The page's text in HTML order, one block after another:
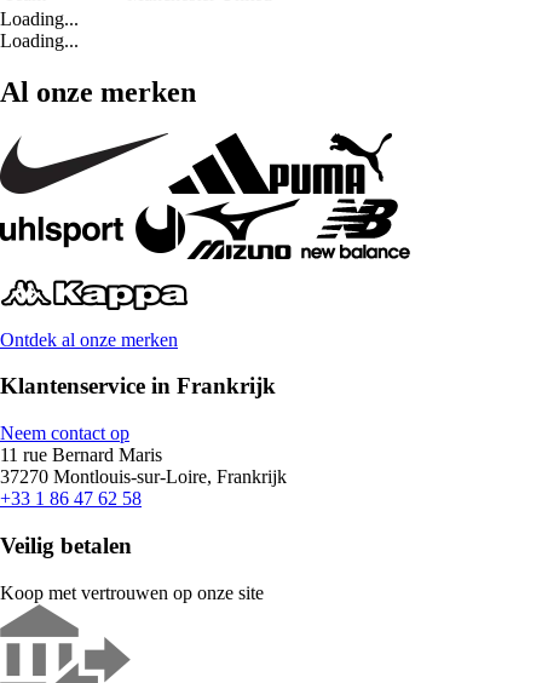
Loading...
Loading...
Al onze merken
Ontdek al onze merken
Klantenservice in Frankrijk
Neem contact op
11 rue Bernard Maris
37270 Montlouis-sur-Loire, Frankrijk
+33 1 86 47 62 58
Veilig betalen
Koop met vertrouwen op onze site